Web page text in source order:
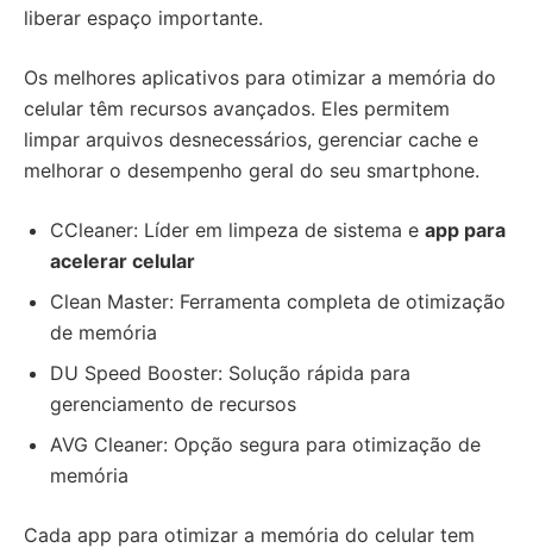
liberar espaço importante.
Os melhores aplicativos para otimizar a memória do
celular têm recursos avançados. Eles permitem
limpar arquivos desnecessários, gerenciar cache e
melhorar o desempenho geral do seu smartphone.
CCleaner: Líder em limpeza de sistema e app para
acelerar celular
Clean Master: Ferramenta completa de otimização
de memória
DU Speed Booster: Solução rápida para
gerenciamento de recursos
AVG Cleaner: Opção segura para otimização de
memória
Cada app para otimizar a memória do celular tem